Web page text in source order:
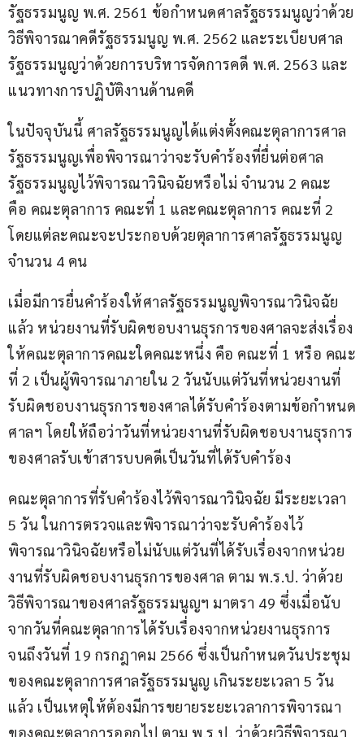
รัฐธรรมนูญ พ.ศ. 2561 ข้อกำหนดศาลรัฐธรรมนูญว่าด้วย
วิธีพิจารณาคดีรัฐธรรมนูญ พ.ศ. 2562 และระเบียบศาล
รัฐธรรมนูญว่าด้วยการบริหารจัดการคดี พ.ศ. 2563 และ
แนวทางการปฏิบัติงานด้านคดี
ในปัจจุบันนี้ ศาลรัฐธรรมนูญได้แต่งตั้งคณะตุลาการศาล
รัฐธรรมนูญเพื่อพิจารณาว่าจะรับคำร้องที่ยื่นต่อศาล
รัฐธรรมนูญไว้พิจารณาวินิจฉัยหรือไม่ จำนวน 2 คณะ
คือ คณะตุลาการ คณะที่ 1 และคณะตุลาการ คณะที่ 2
โดยแต่ละคณะจะประกอบด้วยตุลาการศาลรัฐธรรมนูญ
จำนวน 4 คน
เมื่อมีการยื่นคำร้องให้ศาลรัฐธรรมนูญพิจารณาวินิจฉัย
แล้ว หน่วยงานที่รับผิดชอบงานธุรการของศาลจะส่งเรื่อง
ให้คณะตุลาการคณะใดคณะหนึ่ง คือ คณะที่ 1 หรือ คณะ
ที่ 2 เป็นผู้พิจารณาภายใน 2 วันนับแต่วันที่หน่วยงานที่
รับผิดชอบงานธุรการของศาลได้รับคำร้องตามข้อกำหนด
ศาลฯ โดยให้ถือว่าวันที่หน่วยงานที่รับผิดชอบงานธุรการ
ของศาลรับเข้าสารบบคดีเป็นวันที่ได้รับคำร้อง
คณะตุลาการที่รับคำร้องไว้พิจารณาวินิจฉัย มีระยะเวลา
5 วัน ในการตรวจและพิจารณาว่าจะรับคำร้องไว้
พิจารณาวินิจฉัยหรือไม่นับแต่วันที่ได้รับเรื่องจากหน่วย
งานที่รับผิดชอบงานธุรการของศาล ตาม พ.ร.ป. ว่าด้วย
วิธีพิจารณาของศาลรัฐธรรมนูญฯ มาตรา 49 ซึ่งเมื่อนับ
จากวันที่คณะตุลาการได้รับเรื่องจากหน่วยงานธุรการ
จนถึงวันที่ 19 กรกฎาคม 2566 ซึ่งเป็นกำหนดวันประชุม
ของคณะตุลาการศาลรัฐธรรมนูญ เกินระยะเวลา 5 วัน
แล้ว เป็นเหตุให้ต้องมีการขยายระยะเวลาการพิจารณา
ของคณะตุลาการออกไป ตาม พ.ร.ป. ว่าด้วยวิธีพิจารณา